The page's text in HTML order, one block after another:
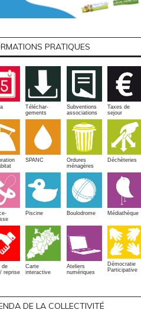
PRATIQUES
Téléchar-
gements
Subventions
associations
Taxes de
sejour
SPANC
Ordures
ménagères
Déchèteries
Piscine Boulodrome Médiathèque
de
reprise
Carte
interactive
Ateliers
numériques
Démocratie
Participative
DE LA COLLECTIVITÉ